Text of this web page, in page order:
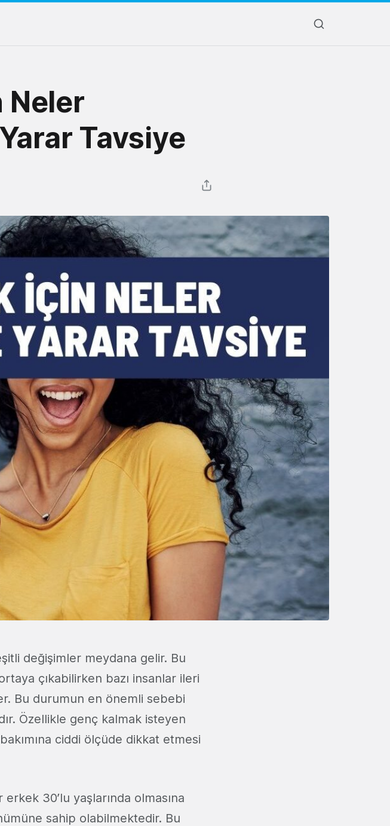
Neler
Tavsiye
değişimler meydana gelir. Bu
çıkabilirken bazı insanlar ileri
Bu durumun en önemli sebebi
Özellikle genç kalmak isteyen
ciddi ölçüde dikkat etmesi
30’lu yaşlarında olmasına
sahip olabilmektedir. Bu